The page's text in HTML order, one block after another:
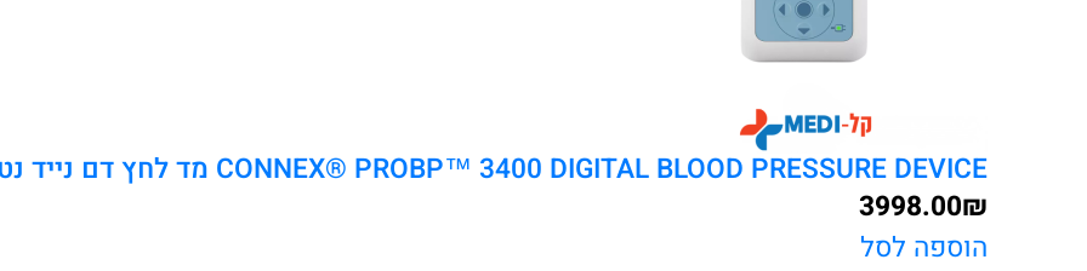
CONNEX® PROBP™ 3400 DIGITAL BLOOD PRESSURE DEVICE מד לחץ דם נייד נטען מבית וילש אלין
₪
3998.00
הוספה לסל